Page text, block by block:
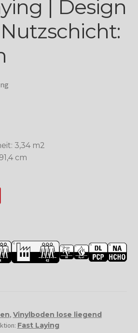
| Design
Nutzschicht:
3,34 m2
cm
, Vinylboden lose liegend
Fast Laying